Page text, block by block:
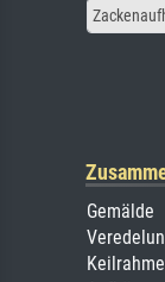
Gemälde